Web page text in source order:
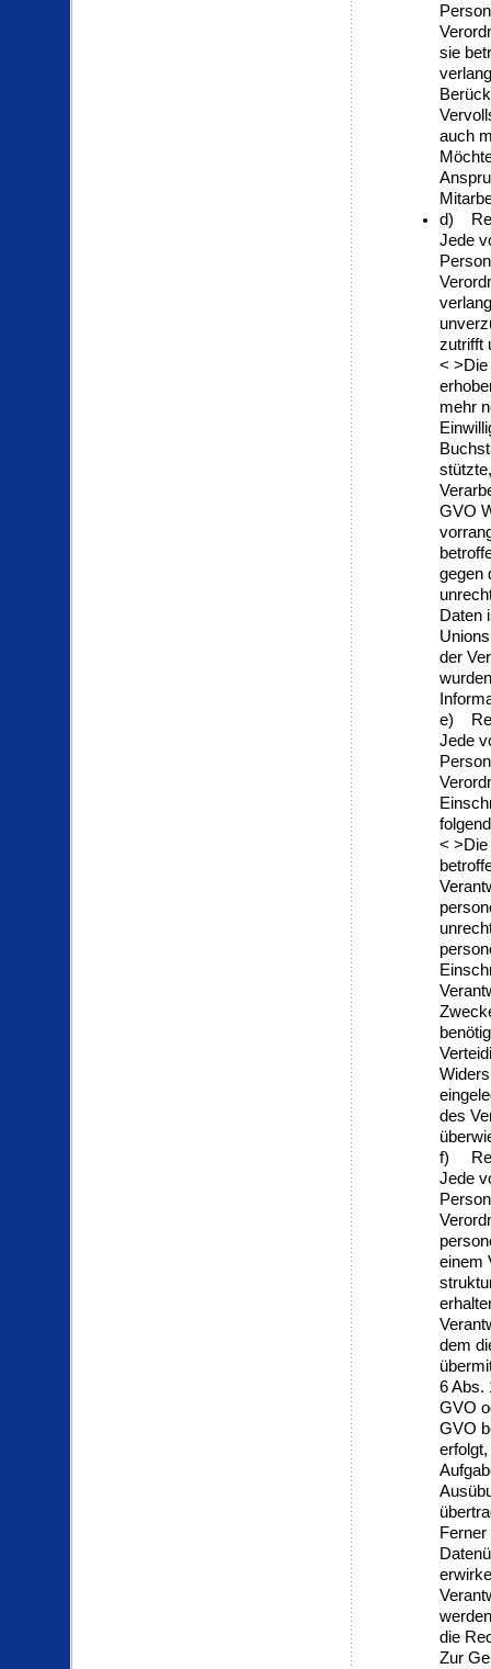
sie
auch
d)
Jede
zutrifft
< >Die
mehr
GVO
gegen
Daten
der
e)
Jede
< >Die
des
f)
Jede
einem
dem
6 Abs.
GVO
GVO
die
Zur